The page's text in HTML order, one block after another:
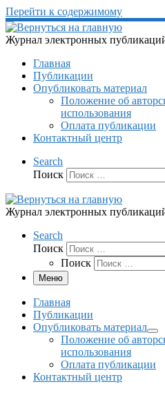
Перейти к содержимому
Журнал электронных
Главная
Публикации
Опубликовать материал
Положение об
использования
Оплата публикации
Контактный центр
Search
Поиск
Журнал электронных
Search
Поиск
Поиск
Меню
Главная
Публикации
Опубликовать материал
Положение об
использования
Оплата публикации
Контактный центр